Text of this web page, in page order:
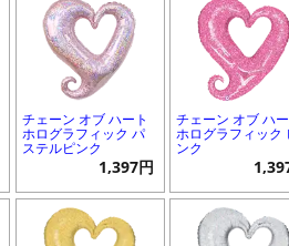
チェーン オブ ハート
ホログラフィック パ
ステルピンク
1,397円
チェーン オブ ハ
ホログラフィック
ンク